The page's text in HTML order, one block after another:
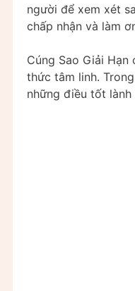
người để xem xét
chấp nhận và làm
Cúng Sao Giải
thức tâm linh.
những điều tốt